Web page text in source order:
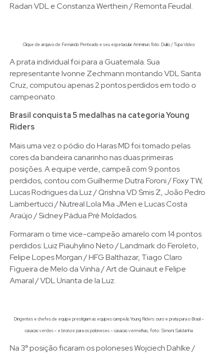
Radan VDL e Constanza Werthein / Remonta Feudal.
Clique de arquivo de Fernando Penteado e seu espetacular Arriminun; foto: Duílio / Tupa Vídeo
A prata individual foi para a Guatemala. Sua
representante Ivonne Zechmann montando VDL Santa
Cruz, computou apenas 2 pontos perdidos em todo o
campeonato.
Brasil conquista 5 medalhas na categoria Young
Riders
Mais uma vez o pódio do Haras MD foi tomado pelas
cores da bandeira canarinho nas duas primeiras
posições. A equipe verde, campeã com 9 pontos
perdidos, contou com Guilherme Dutra Foroni / Foxy TW,
Lucas Rodrigues da Luz / Qrishna VD Smis Z, João Pedro
Lambertucci / Nutreal Lola Mia JMen e Lucas Costa
Araújo / Sidney Pádua Pré Moldados.
Formaram o time vice-campeão amarelo com 14 pontos
perdidos: Luiz Piauhylino Neto / Landmark do Feroleto,
Felipe Lopes Morgan / HFG Balthazar, Tiago Claro
Figueira de Melo da Vinha / Art de Quinaut e Felipe
Amaral / VDL Urianta de la Luz.
Dirigentes e chefes de equipe prestigiam as equipes campeãs Young Riders: ouro e prata para o Brasil –
casacas verdes – e bronze para os poloneses – casacas vermelhas; foto: Simoni Saldanha
Na 3ª posição ficaram os poloneses Wojciech Dahlke /